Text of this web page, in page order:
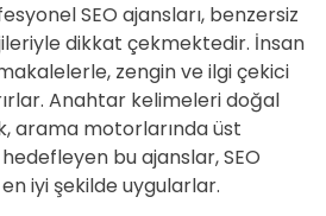
SEO ajansları, benzersiz
dikkat çekmektedir. İnsan
zengin ve ilgi çekici
Anahtar kelimeleri doğal
arama motorlarında üst
bu ajanslar, SEO
iyi şekilde uygularlar.